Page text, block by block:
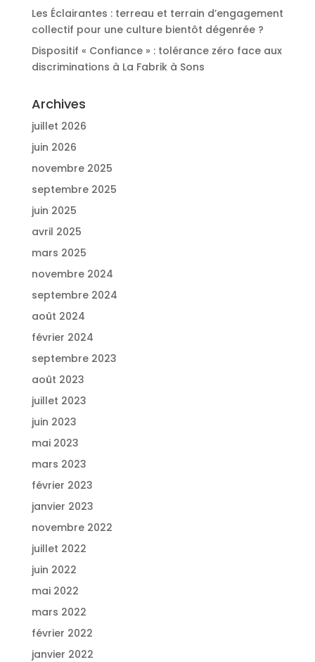
Les Éclairantes : terreau et terrain d’engagement
collectif pour une culture bientôt dégenrée ?
Dispositif « Confiance » : tolérance zéro face aux
discriminations à La Fabrik à Sons
Archives
juillet 2026
juin 2026
novembre 2025
septembre 2025
juin 2025
avril 2025
mars 2025
novembre 2024
septembre 2024
août 2024
février 2024
septembre 2023
août 2023
juillet 2023
juin 2023
mai 2023
mars 2023
février 2023
janvier 2023
novembre 2022
juillet 2022
juin 2022
mai 2022
mars 2022
février 2022
janvier 2022